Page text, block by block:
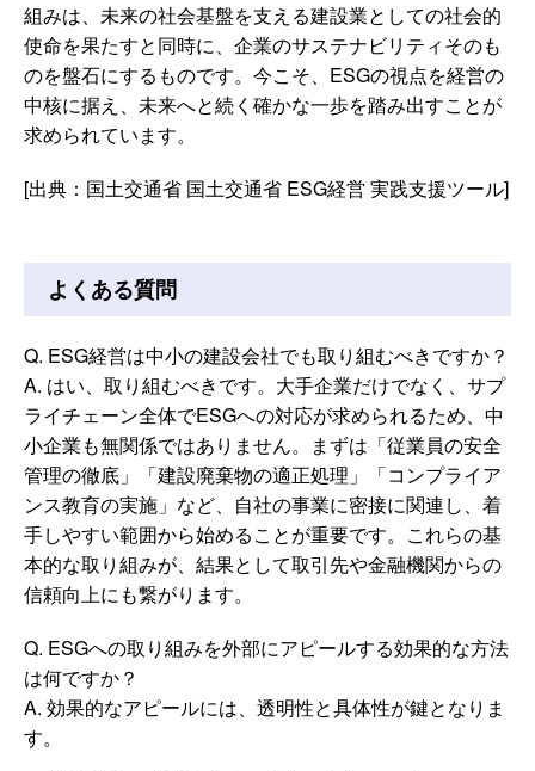
組みは、未来の社会基盤を支える建設業としての社会的
使命を果たすと同時に、企業のサステナビリティそのも
のを盤石にするものです。今こそ、ESGの視点を経営の
中核に据え、未来へと続く確かな一歩を踏み出すことが
求められています。
[出典：国土交通省 国土交通省 ESG経営 実践支援ツール]
よくある質問
Q. ESG経営は中小の建設会社でも取り組むべきですか？
A. はい、取り組むべきです。大手企業だけでなく、サプ
ライチェーン全体でESGへの対応が求められるため、中
小企業も無関係ではありません。まずは「従業員の安全
管理の徹底」「建設廃棄物の適正処理」「コンプライア
ンス教育の実施」など、自社の事業に密接に関連し、着
手しやすい範囲から始めることが重要です。これらの基
本的な取り組みが、結果として取引先や金融機関からの
信頼向上にも繋がります。
Q. ESGへの取り組みを外部にアピールする効果的な方法
は何ですか？
A. 効果的なアピールには、透明性と具体性が鍵となりま
す。